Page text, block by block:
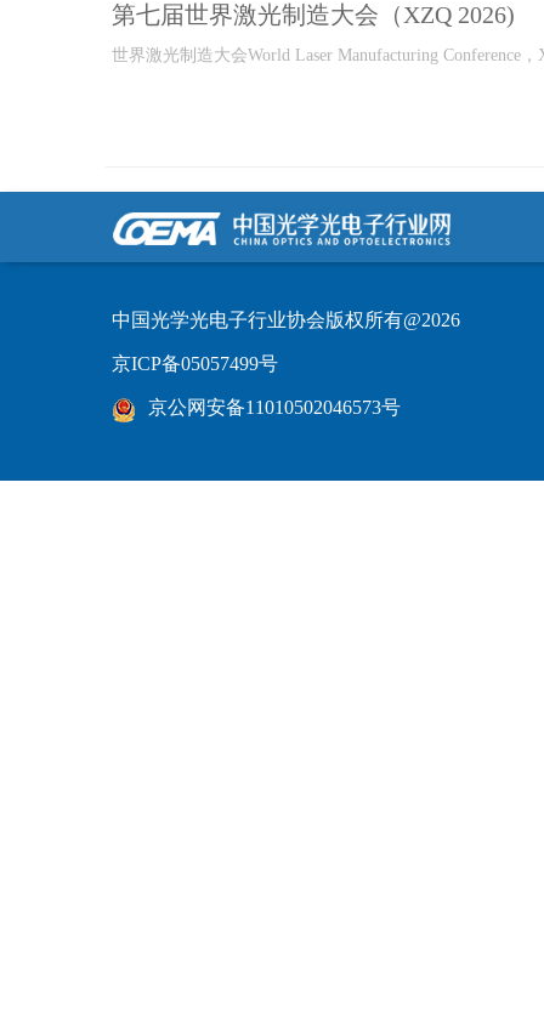
第七届世界激光制造大会（XZQ 2026)
世界激光制造大会World Laser Manufacturing Conference
中国光学光电子行业协会版权所有@2026
京ICP备05057499号
京公网安备11010502046573号